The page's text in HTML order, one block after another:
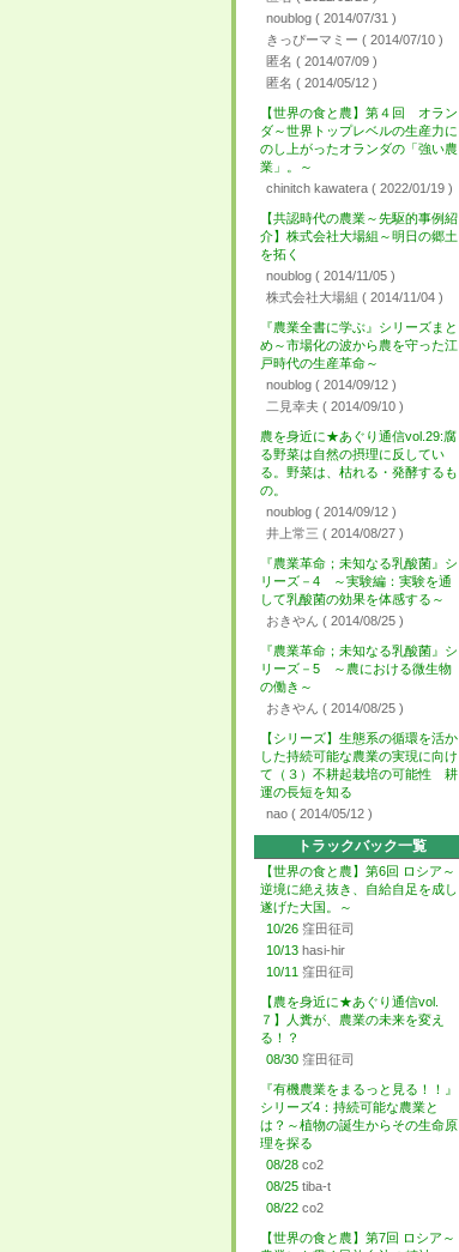
noublog ( 2014/07/31 )
きっぴーマミー ( 2014/07/10 )
匿名 ( 2014/07/09 )
匿名 ( 2014/05/12 )
【世界の食と農】第４回 オラン
ダ～世界トップレベルの生産力に
のし上がったオランダの「強い農
業」。～
chinitch kawatera ( 2022/01/19 )
【共認時代の農業～先駆的事例紹
介】株式会社大場組～明日の郷土
を拓く
noublog ( 2014/11/05 )
株式会社大場組 ( 2014/11/04 )
『農業全書に学ぶ』シリーズまと
め～市場化の波から農を守った江
戸時代の生産革命～
noublog ( 2014/09/12 )
二見幸夫 ( 2014/09/10 )
農を身近に★あぐり通信vol.29:腐
る野菜は自然の摂理に反してい
る。野菜は、枯れる・発酵するも
の。
noublog ( 2014/09/12 )
井上常三 ( 2014/08/27 )
『農業革命；未知なる乳酸菌』シ
リーズ－4 ～実験編：実験を通
して乳酸菌の効果を体感する～
おきやん ( 2014/08/25 )
『農業革命；未知なる乳酸菌』シ
リーズ－5 ～農における微生物
の働き～
おきやん ( 2014/08/25 )
【シリーズ】生態系の循環を活か
した持続可能な農業の実現に向け
て（３）不耕起栽培の可能性 耕
運の長短を知る
nao ( 2014/05/12 )
トラックバック一覧
【世界の食と農】第6回 ロシア～
逆境に絶え抜き、自給自足を成し
遂げた大国。～
10/26 窪田征司
10/13 hasi-hir
10/11 窪田征司
【農を身近に★あぐり通信vol.
７】人糞が、農業の未来を変え
る！？
08/30 窪田征司
『有機農業をまるっと見る！！』
シリーズ4：持続可能な農業と
は？～植物の誕生からその生命原
理を探る
08/28 co2
08/25 tiba-t
08/22 co2
【世界の食と農】第7回 ロシア～